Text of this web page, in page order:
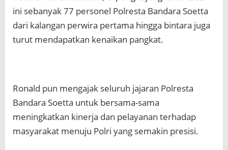
ini sebanyak 77 personel Polresta Bandara Soetta
dari kalangan perwira pertama hingga bintara juga
turut mendapatkan kenaikan pangkat.
Ronald pun mengajak seluruh jajaran Polresta
Bandara Soetta untuk bersama-sama
meningkatkan kinerja dan pelayanan terhadap
masyarakat menuju Polri yang semakin presisi.